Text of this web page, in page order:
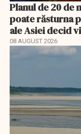
Planul de 20 de
poate răsturna
ale Asiei decid
08 AUGUST 2026